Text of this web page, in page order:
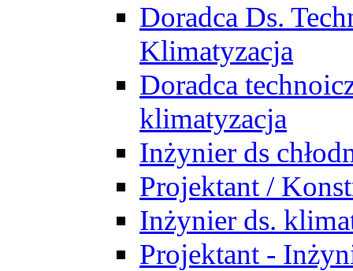
Doradca Ds.
Klimatyzacja
Doradca
klimatyzacja
Inżynier ds
Projektant /
Inżynier ds.
Projektant -